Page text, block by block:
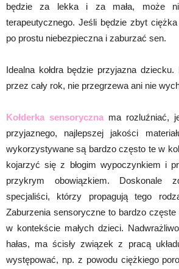
będzie za lekka i za mała, może nie
terapeutycznego. Jeśli będzie zbyt
po prostu niebezpieczna i zaburzać sen.
Idealna kołdra będzie przyjazna
przez cały rok, nie przegrzewa ani nie
Kołderka sensoryczna ma rozluźniać,
przyjaznego, najlepszej jakości
wykorzystywane są bardzo często te w
kojarzyć się z błogim wypoczynkiem i
przykrym obowiązkiem.
specjaliści, którzy propagują tego
Zaburzenia sensoryczne to bardzo
w kontekście małych dzieci.
hałas, ma ścisły związek z pracą
występować, np. z powodu ciężkiego